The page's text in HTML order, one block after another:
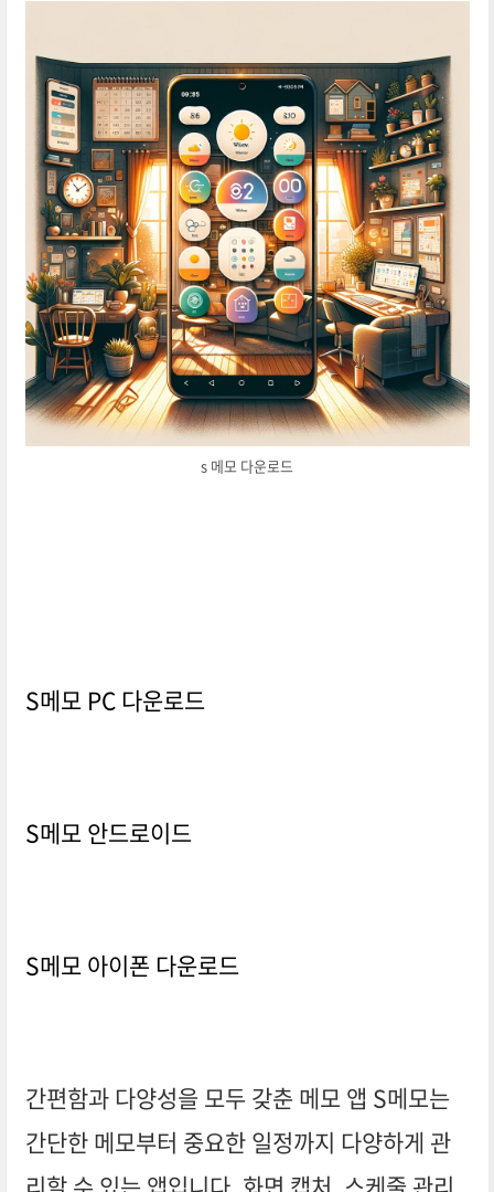
s 메모 다운로드
S메모 PC 다운로드
S메모 안드로이드
S메모 아이폰 다운로드
간편함과 다양성을 모두 갖춘 메모 앱 S메모는
간단한 메모부터 중요한 일정까지 다양하게 관